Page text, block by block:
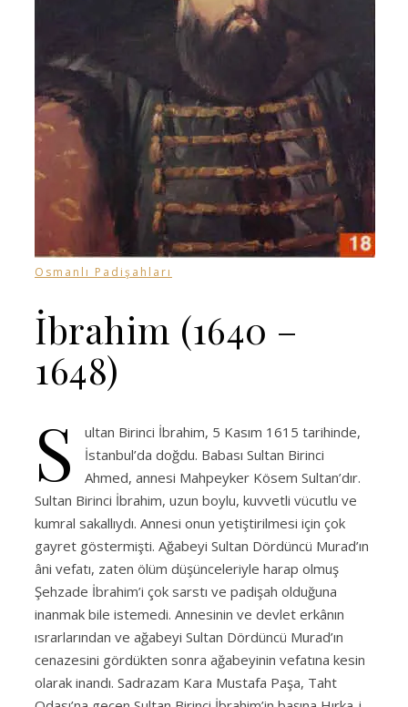
Osmanlı Padişahları
İbrahim (1640 –
1648)
S
ultan Birinci İbrahim, 5 Kasım 1615 tarihinde,
İstanbul’da doğdu. Babası Sultan Birinci
Ahmed, annesi Mahpeyker Kösem Sultan’dır.
Sultan Birinci İbrahim, uzun boylu, kuvvetli vücutlu ve
kumral sakallıydı. Annesi onun yetiştirilmesi için çok
gayret göstermişti. Ağabeyi Sultan Dördüncü Murad’ın
âni vefatı, zaten ölüm düşünceleriyle harap olmuş
Şehzade İbrahim’i çok sarstı ve padişah olduğuna
inanmak bile istemedi. Annesinin ve devlet erkânın
ısrarlarından ve ağabeyi Sultan Dördüncü Murad’ın
cenazesini gördükten sonra ağabeyinin vefatına kesin
olarak inandı. Sadrazam Kara Mustafa Paşa, Taht